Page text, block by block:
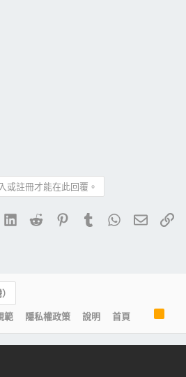
或註冊才能在此回覆。
LinkedIn
Reddit PinterestTumblrWhatsApp
電子
範 隱私權政策 說明 首頁
S